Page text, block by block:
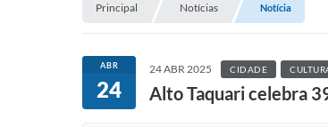
Principal Notícias Notícia
ABR
24
24 ABR 2025 CIDADE
Alto Taquari celebra